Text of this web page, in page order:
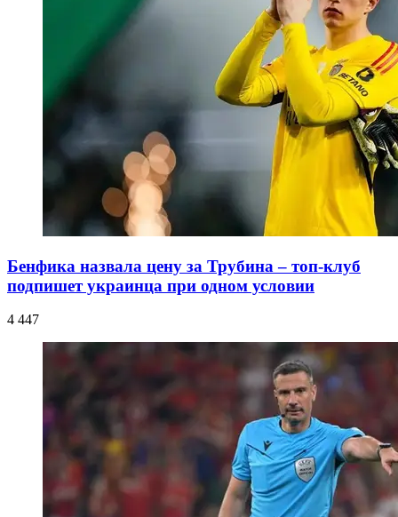
Бенфика назвала цену за Трубина – топ-клуб
подпишет украинца при одном условии
4 447